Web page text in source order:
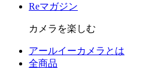
Reマガジン
カメラを楽しむ
アールイーカメラとは
全商品